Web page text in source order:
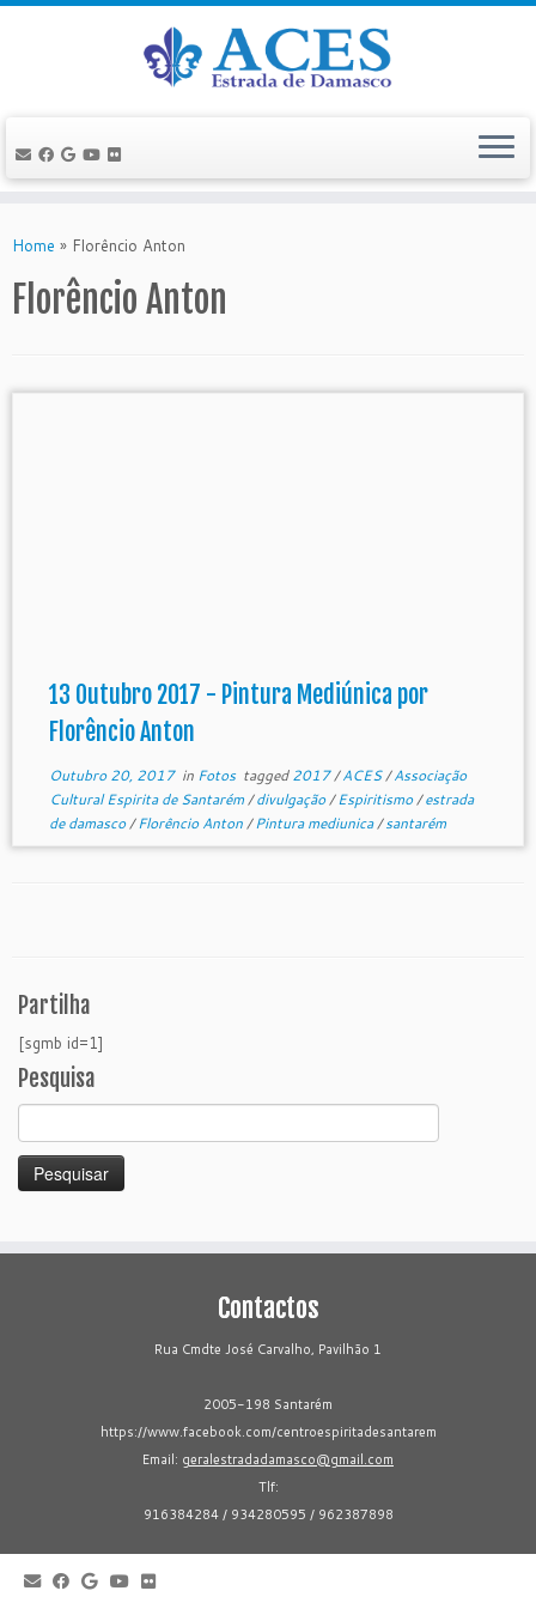
toHome » Florêncio Anton
Florêncio Anton
13 Outubro 2017 - Pintura Mediúnica por
Florêncio Anton
Outubro 20, 2017in Fotos tagged2017/ACES/Associação
Cultural Espirita de Santarém/divulgação/Espiritismo/estrada
de damasco/Florêncio Anton/Pintura mediunica/santarém
Partilha
[sgmb id=1]
Pesquisa
por:
Contactos
Rua Cmdte José Carvalho, Pavilhão 1
2005-198 Santarém
https://www.facebook.com/centroespiritadesantarem
Email: geralestradadamasco@gmail.com
Tlf:
916384284 / 934280595 / 962387898